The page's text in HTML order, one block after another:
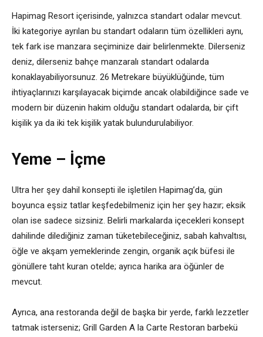
Hapimag Resort içerisinde, yalnızca standart odalar mevcut.
İki kategoriye ayrılan bu standart odaların tüm özellikleri aynı,
tek fark ise manzara seçiminize dair belirlenmekte. Dilerseniz
deniz, dilerseniz bahçe manzaralı standart odalarda
konaklayabiliyorsunuz. 26 Metrekare büyüklüğünde, tüm
ihtiyaçlarınızı karşılayacak biçimde ancak olabildiğince sade ve
modern bir düzenin hakim olduğu standart odalarda, bir çift
kişilik ya da iki tek kişilik yatak bulundurulabiliyor.
Yeme – İçme
Ultra her şey dahil konsepti ile işletilen Hapimag’da, gün
boyunca eşsiz tatlar keşfedebilmeniz için her şey hazır; eksik
olan ise sadece sizsiniz. Belirli markalarda içecekleri konsept
dahilinde dilediğiniz zaman tüketebileceğiniz, sabah kahvaltısı,
öğle ve akşam yemeklerinde zengin, organik açık büfesi ile
gönüllere taht kuran otelde; ayrıca harika ara öğünler de
mevcut.
Ayrıca, ana restoranda değil de başka bir yerde, farklı lezzetler
tatmak isterseniz; Grill Garden A la Carte Restoran barbekü